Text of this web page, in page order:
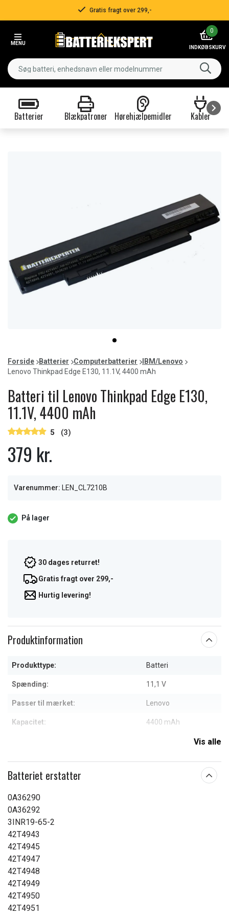
Gratis fragt over 299,-
MENU
0
INDKØBSKURV
Batterier Blækpatroner Hørehjælpemidler Kabler
item
0
of
1
Forside Batterier Computerbatterier
IBM/Lenovo
Lenovo Thinkpad Edge E130, 11.1V, 4400 mAh
Batteri til Lenovo Thinkpad Edge E130,
11.1V, 4400 mAh
5 (3)
379 kr.
Varenummer: LEN_CL7210B
På lager
30 dages returret!
Gratis fragt over 299,-
Hurtig levering!
Produktinformation
Produkttype: Batteri
Spænding: 11,1 V
Passer til mærket: Lenovo
Kapacitet: 4400 mAh
Vis alle
Batteriet erstatter
0A36290
0A36292
3INR19-65-2
42T4943
42T4945
42T4947
42T4948
42T4949
42T4950
42T4951